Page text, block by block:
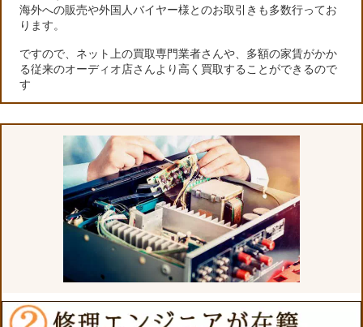
海外への販売や外国人バイヤー様とのお取引きも多数行ってお
ります。
ですので、ネット上の買取専門業者さんや、多額の家賃がかか
る従来のオーディオ店さんより高く買取することができるので
す